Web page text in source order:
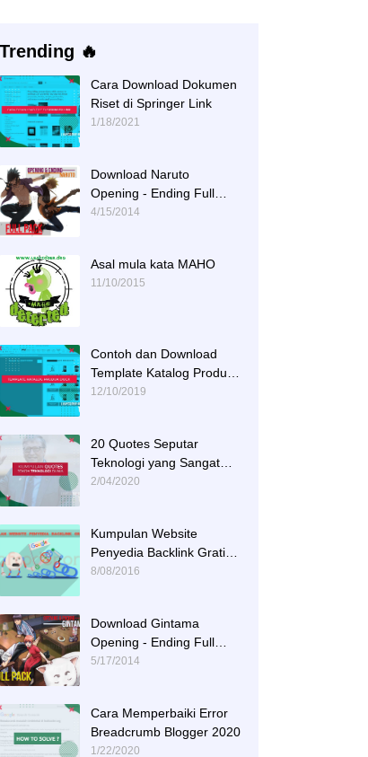
Trending 🔥
Cara Download Dokumen
Riset di Springer Link
1/18/2021
Download Naruto
Opening - Ending Full
Tracks
4/15/2014
Asal mula kata MAHO
11/10/2015
Contoh dan Download
Template Katalog Produk
DOCX
12/10/2019
20 Quotes Seputar
Teknologi yang Sangat
Menginspirasi
2/04/2020
Kumpulan Website
Penyedia Backlink Gratis
dan Berkualitas
8/08/2016
Download Gintama
Opening - Ending Full
Tracks
5/17/2014
Cara Memperbaiki Error
Breadcrumb Blogger 2020
1/22/2020